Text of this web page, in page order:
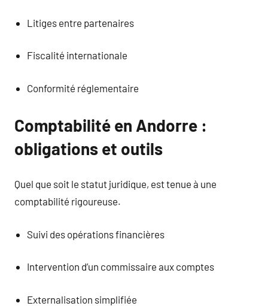
Litiges entre partenaires
Fiscalité internationale
Conformité réglementaire
Comptabilité en Andorre :
obligations et outils
Quel que soit le statut juridique, est tenue à une
comptabilité rigoureuse.
Suivi des opérations financières
Intervention d’un commissaire aux comptes
Externalisation simplifiée